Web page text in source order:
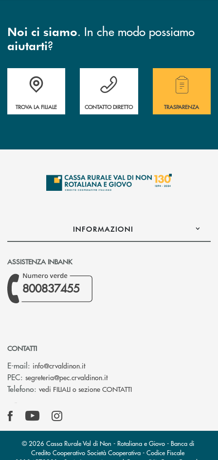
Noi ci siamo. In che modo possiamo
aiutarti?
Accedi all' elenco completo di indirizzo, telefono e mail delle nostre
TROVA LA FILIALE
Hai bisogno di assistenza immediata?
CONTATTO DIRETTO
Hai bisogno di
TRASPARENZA
INFORMAZIONI
ASSISTENZA INBANK
800837455
CONTATTI
E-mail: info@crvaldinon.it(si apre l’app di posta elettronica)
PEC: segreteria@pec.crvaldinon.it(si apre l’app di posta
Telefono: vedi FILIALI o sezione CONTATTI
© 2026 Cassa Rurale Val di Non - Rotaliana e Giovo - Banca di
Credito Cooperativo Società Cooperativa - Codice Fiscale